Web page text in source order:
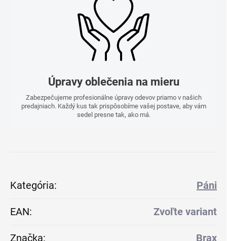
Úpravy oblečenia na mieru
Zabezpečujeme profesionálne úpravy odevov priamo v našich
predajniach. Každý kus tak prispôsobíme vašej postave, aby vám
sedel presne tak, ako má.
Kategória: Páni
EAN: Zvoľte variant
Značka: Brax